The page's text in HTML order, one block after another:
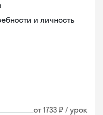
и личность
от 1733 ₽ / урок